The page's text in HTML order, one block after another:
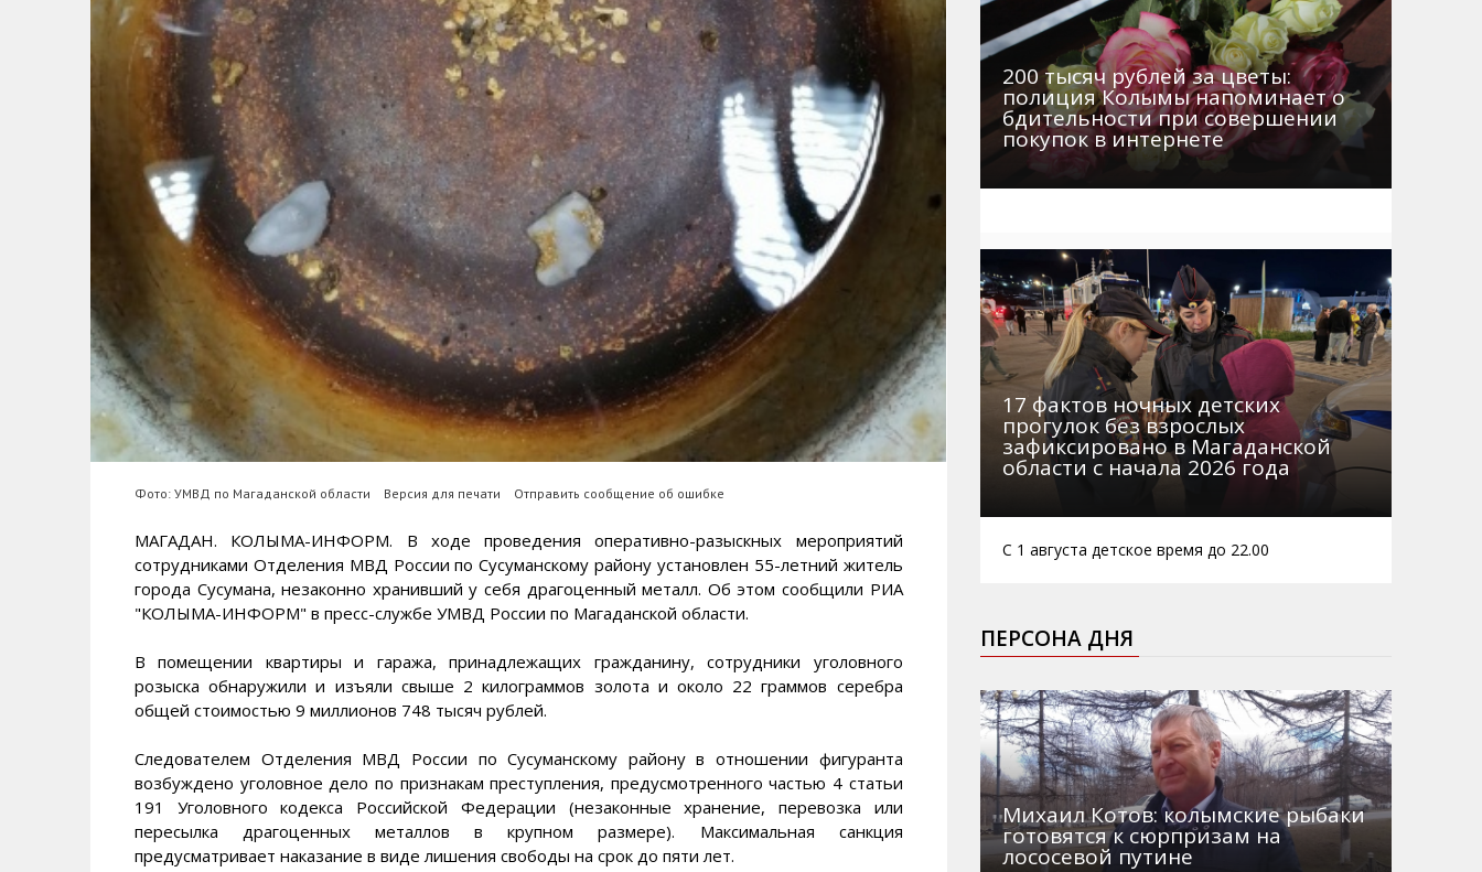
Фото: УМВД по Магаданской области Версия для печати Отправить сообщение об ошибке
МАГАДАН. КОЛЫМА-ИНФОРМ. В ходе проведения оперативно-разыскных мероприятий
сотрудниками Отделения МВД России по Сусуманскому району установлен 55-летний житель
города Сусумана, незаконно хранивший у себя драгоценный металл. Об этом сообщили РИА
"КОЛЫМА-ИНФОРМ" в пресс-службе УМВД России по Магаданской области.
В помещении квартиры и гаража, принадлежащих гражданину, сотрудники уголовного
розыска обнаружили и изъяли свыше 2 килограммов золота и около 22 граммов серебра
общей стоимостью 9 миллионов 748 тысяч рублей.
Следователем Отделения МВД России по Сусуманскому району в отношении фигуранта
возбуждено уголовное дело по признакам преступления, предусмотренного частью 4 статьи
191 Уголовного кодекса Российской Федерации (незаконные хранение, перевозка или
пересылка драгоценных металлов в крупном размере). Максимальная санкция
предусматривает наказание в виде лишения свободы на срок до пяти лет.
200 тысяч рублей за цветы:
полиция Колымы напоминает о
бдительности при совершении
покупок в интернете
17 фактов ночных детских
прогулок без взрослых
зафиксировано в Магаданской
области с начала 2026 года
С 1 августа детское время до 22.00
ПЕРСОНА ДНЯ
Михаил Котов: колымские рыбаки
готовятся к сюрпризам на
лососевой путине